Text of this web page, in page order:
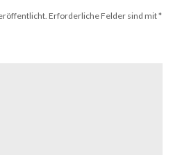
Erforderliche Felder sind mit*